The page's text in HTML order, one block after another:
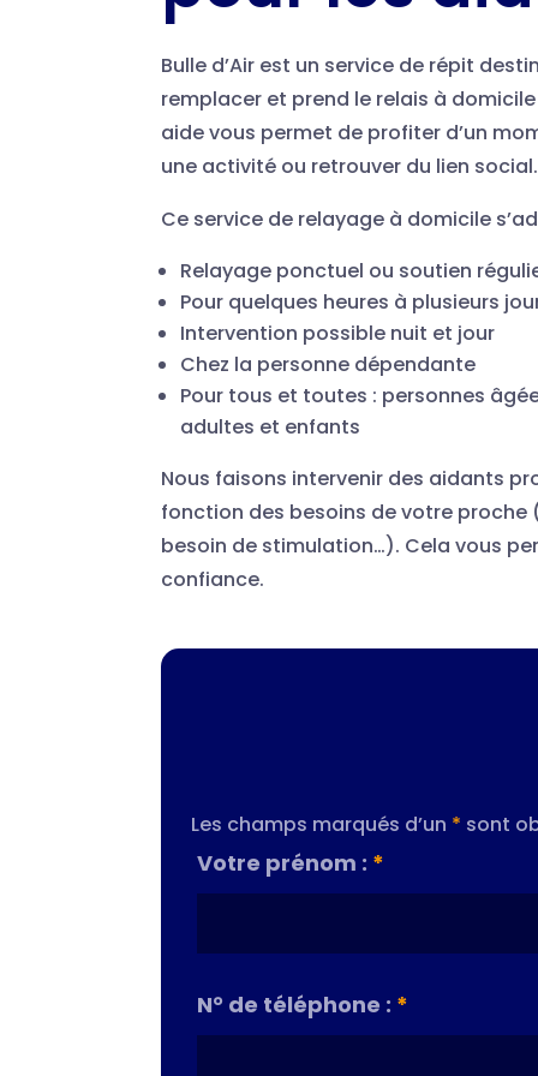
Bulle d’Air est un service de répit
remplacer et prend le relais à
aide vous permet de profiter d’un
une activité ou retrouver du lien social.
Ce service de relayage à domicile
Relayage ponctuel ou soutien
Pour quelques heures à plusieurs
Intervention possible nuit et jour
Chez la personne dépendante
Pour tous et toutes : personnes
adultes et enfants
Nous faisons intervenir des aidants
fonction des besoins de votre proche
besoin de stimulation…). Cela vous
confiance.
Les champs marqués d’un * sont
Votre prénom : *
N° de téléphone : *